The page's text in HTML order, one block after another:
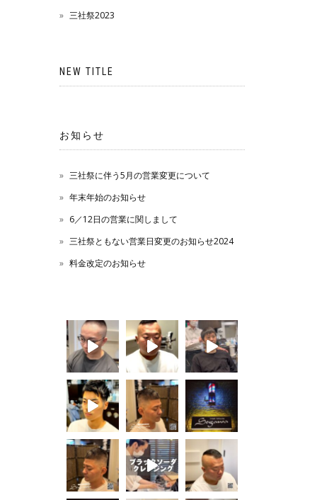
三社祭2023
NEW TITLE
お知らせ
三社祭に伴う5月の営業変更について
年末年始のお知らせ
6／12日の営業に関しまして
三社祭ともない営業日変更のお知らせ2024
料金改定のお知らせ